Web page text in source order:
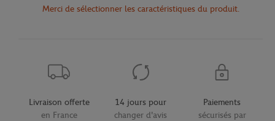
Merci de sélectionner les caractéristiques du produit.
Livraison offerte
en France
14 jours pour
changer d'avis
Paiements
sécurisés par